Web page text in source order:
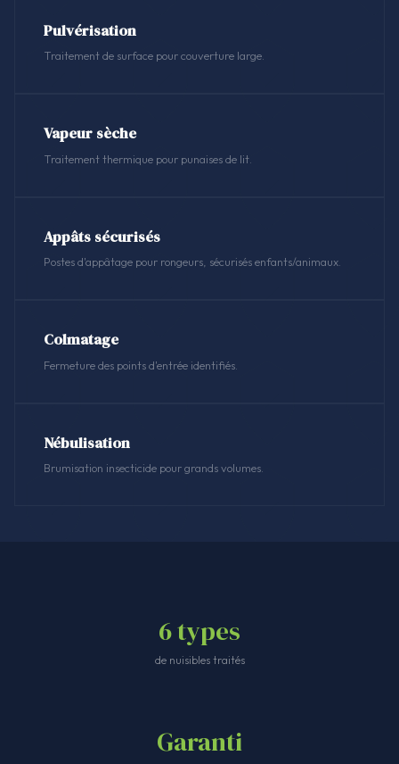
Pulvérisation
Traitement de surface pour couverture large.
Vapeur sèche
Traitement thermique pour punaises de lit.
Appâts sécurisés
Postes d'appâtage pour rongeurs, sécurisés enfants/animaux.
Colmatage
Fermeture des points d'entrée identifiés.
Nébulisation
Brumisation insecticide pour grands volumes.
6 types
de nuisibles traités
Garanti